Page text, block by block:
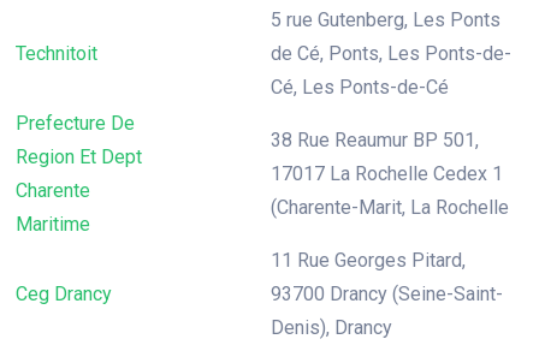
Technitoit
5 rue Gutenberg, Les Ponts
de Cé, Ponts, Les Ponts-de-
Cé, Les Ponts-de-Cé
Prefecture De
Region Et Dept
Charente
Maritime
38 Rue Reaumur BP 501,
17017 La Rochelle Cedex 1
(Charente-Marit, La Rochelle
Ceg Drancy
11 Rue Georges Pitard,
93700 Drancy (Seine-Saint-
Denis), Drancy